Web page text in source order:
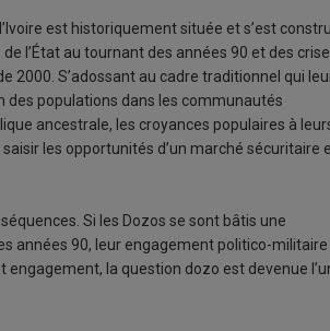
est historiquement située et s’est
l’État au tournant des années 90 et des
2000. S’adossant au cadre traditionnel qui
populations dans les communautés
ancestrale, les croyances populaires à
les opportunités d’un marché sécuritaire
Si les Dozos se sont bâtis une
années 90, leur engagement politico-militaire
la question dozo est devenue